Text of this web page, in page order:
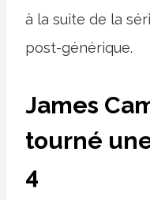
à la suite de la
post-générique.
James
tourné
4